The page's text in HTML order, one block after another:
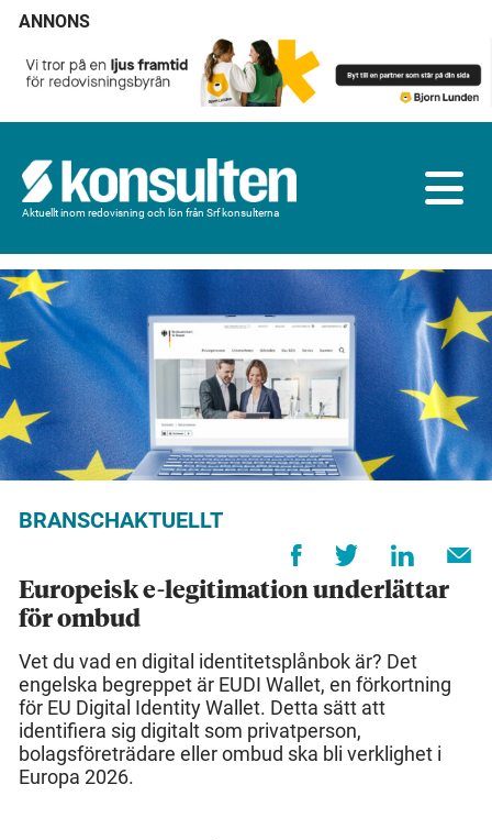
ANNONS
Aktuellt inom redovisning och lön från Srf konsulterna
BRANSCHAKTUELLT
Europeisk e-legitimation underlättar
för ombud
Vet du vad en digital identitetsplånbok är? Det
engelska begreppet är EUDI Wallet, en förkortning
för EU Digital Identity Wallet. Detta sätt att
identifiera sig digitalt som privatperson,
bolagsföreträdare eller ombud ska bli verklighet i
Europa 2026.